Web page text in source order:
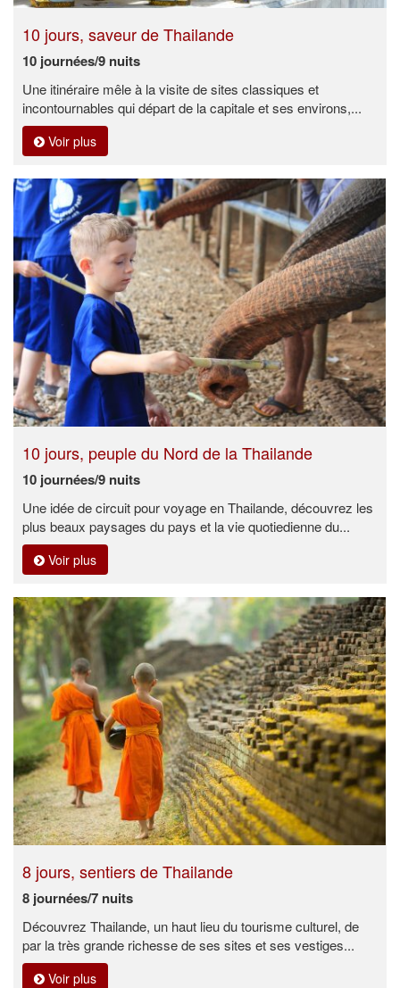
10 jours, saveur de Thailande
10 journées/9 nuits
Une itinéraire mêle à la visite de sites classiques et
incontournables qui départ de la capitale et ses environs,...
Voir plus
10 jours, peuple du Nord de la Thailande
10 journées/9 nuits
Une idée de circuit pour voyage en Thailande, découvrez les
plus beaux paysages du pays et la vie quotiedienne du...
Voir plus
8 jours, sentiers de Thailande
8 journées/7 nuits
Découvrez Thailande, un haut lieu du tourisme culturel, de
par la très grande richesse de ses sites et ses vestiges...
Voir plus